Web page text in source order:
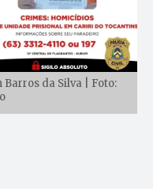
Barros da Silva | Foto: